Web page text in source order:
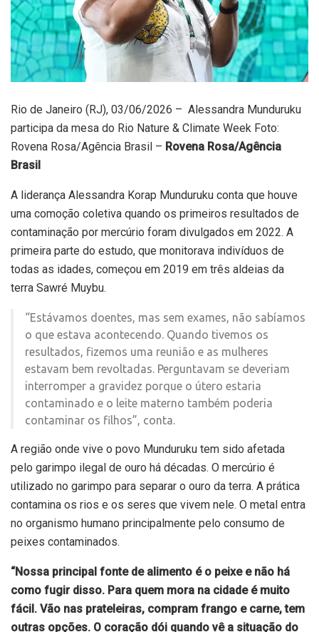
Rio de Janeiro (RJ), 03/06/2026 – Alessandra Munduruku
participa da mesa do Rio Nature & Climate Week Foto:
Rovena Rosa/Agência Brasil – Rovena Rosa/Agência
Brasil
A liderança Alessandra Korap Munduruku conta que houve
uma comoção coletiva quando os primeiros resultados de
contaminação por mercúrio foram divulgados em 2022. A
primeira parte do estudo, que monitorava indivíduos de
todas as idades, começou em 2019 em três aldeias da
terra Sawré Muybu.
“Estávamos doentes, mas sem exames, não sabíamos
o que estava acontecendo. Quando tivemos os
resultados, fizemos uma reunião e as mulheres
estavam bem revoltadas. Perguntavam se deveriam
interromper a gravidez porque o útero estaria
contaminado e o leite materno também poderia
contaminar os filhos”, conta.
A região onde vive o povo Munduruku tem sido afetada
pelo garimpo ilegal de ouro há décadas. O mercúrio é
utilizado no garimpo para separar o ouro da terra. A prática
contamina os rios e os seres que vivem nele. O metal entra
no organismo humano principalmente pelo consumo de
peixes contaminados.
“Nossa principal fonte de alimento é o peixe e não há
como fugir disso. Para quem mora na cidade é muito
fácil. Vão nas prateleiras, compram frango e carne, tem
outras opções. O coração dói quando vê a situação do